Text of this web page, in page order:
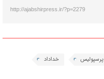
http://ajabshirpress.ir/?p=2279
پرسپولیس
خداداد